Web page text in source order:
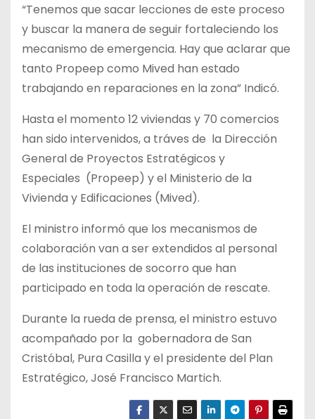
“Tenemos que sacar lecciones de este proceso
y buscar la manera de seguir fortaleciendo los
mecanismo de emergencia. Hay que aclarar que
tanto Propeep como Mived han estado
trabajando en reparaciones en la zona” Indicó.
Hasta el momento 12 viviendas y 70 comercios
han sido intervenidos, a tráves de la Dirección
General de Proyectos Estratégicos y
Especiales (Propeep) y el Ministerio de la
Vivienda y Edificaciones (Mived).
El ministro informó que los mecanismos de
colaboración van a ser extendidos al personal
de las instituciones de socorro que han
participado en toda la operación de rescate.
Durante la rueda de prensa, el ministro estuvo
acompañado por la gobernadora de San
Cristóbal, Pura Casilla y el presidente del Plan
Estratégico, José Francisco Martich.